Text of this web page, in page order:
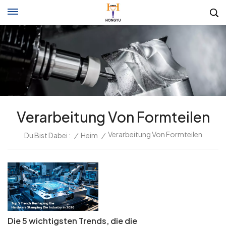
Verarbeitung Von Formteilen
Du Bist Dabei : / Heim / Verarbeitung Von Formteilen
Die 5 wichtigsten Trends, die die